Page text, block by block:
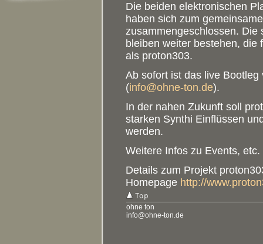
Die beiden elektronischen
haben sich zum
zusammengeschlossen. Die
bleiben weiter bestehen, die
als proton303.
Ab sofort ist das live
(info@ohne-ton.de).
In der nahen Zukunft soll
starken Synthi Einflüssen
werden.
Weitere Infos zu Events,
Details zum Projekt
Homepage http://
ohne ton
info@ohne-ton.de